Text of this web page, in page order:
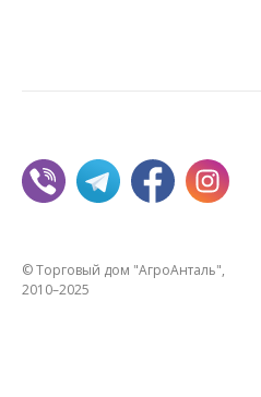
© Торговый дом "АгроАнталь",
2010–2025